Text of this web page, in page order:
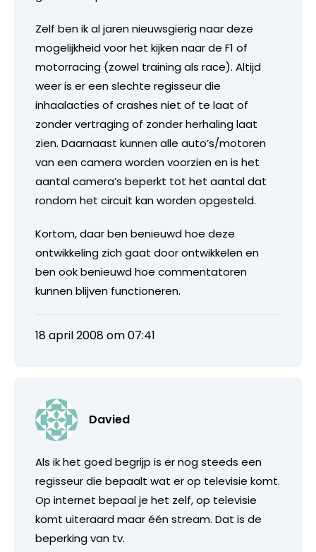
Zelf ben ik al jaren nieuwsgierig naar deze
mogelijkheid voor het kijken naar de F1 of
motorracing (zowel training als race). Altijd
weer is er een slechte regisseur die
inhaalacties of crashes niet of te laat of
zonder vertraging of zonder herhaling laat
zien. Daarnaast kunnen alle auto’s/motoren
van een camera worden voorzien en is het
aantal camera’s beperkt tot het aantal dat
rondom het circuit kan worden opgesteld.
Kortom, daar ben benieuwd hoe deze
ontwikkeling zich gaat door ontwikkelen en
ben ook benieuwd hoe commentatoren
kunnen blijven functioneren.
18 april 2008 om 07:41
Davied
Als ik het goed begrijp is er nog steeds een
regisseur die bepaalt wat er op televisie komt.
Op internet bepaal je het zelf, op televisie
komt uiteraard maar één stream. Dat is de
beperking van tv.